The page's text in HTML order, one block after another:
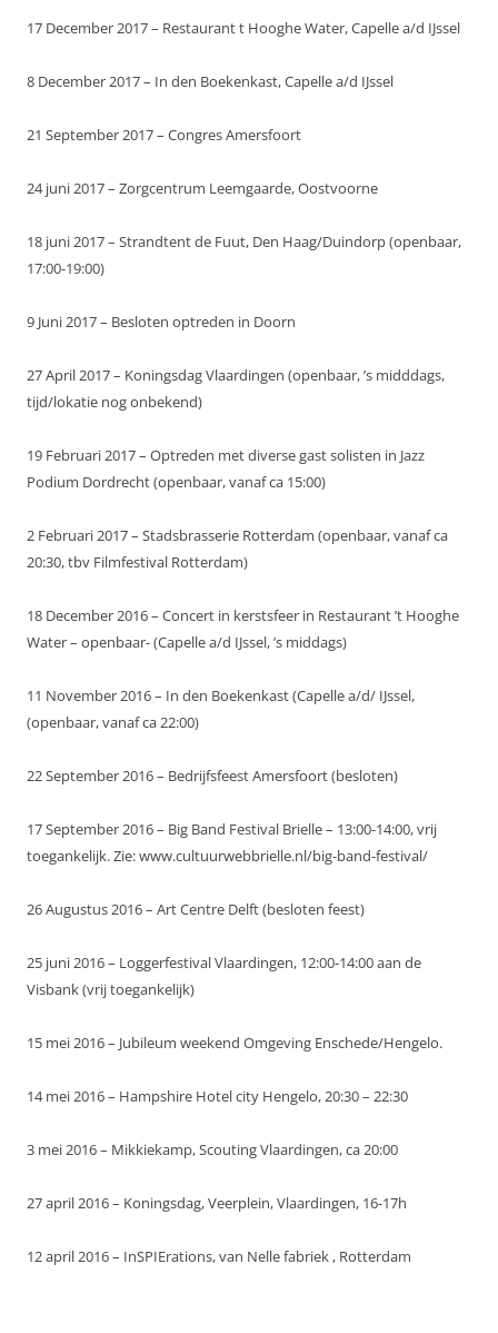
17 December 2017 – Restaurant t Hooghe Water, Capelle a/d IJssel
8 December 2017 – In den Boekenkast, Capelle a/d IJssel
21 September 2017 – Congres Amersfoort
24 juni 2017 – Zorgcentrum Leemgaarde, Oostvoorne
18 juni 2017 – Strandtent de Fuut, Den Haag/Duindorp (openbaar,
17:00-19:00)
9 Juni 2017 – Besloten optreden in Doorn
27 April 2017 – Koningsdag Vlaardingen (openbaar, ’s midddags,
tijd/lokatie nog onbekend)
19 Februari 2017 – Optreden met diverse gast solisten in Jazz
Podium Dordrecht (openbaar, vanaf ca 15:00)
2 Februari 2017 – Stadsbrasserie Rotterdam (openbaar, vanaf ca
20:30, tbv Filmfestival Rotterdam)
18 December 2016 – Concert in kerstsfeer in Restaurant ’t Hooghe
Water – openbaar- (Capelle a/d IJssel, ’s middags)
11 November 2016 – In den Boekenkast (Capelle a/d/ IJssel,
(openbaar, vanaf ca 22:00)
22 September 2016 – Bedrijfsfeest Amersfoort (besloten)
17 September 2016 – Big Band Festival Brielle – 13:00-14:00, vrij
toegankelijk. Zie: www.cultuurwebbrielle.nl/big-band-festival/
26 Augustus 2016 – Art Centre Delft (besloten feest)
25 juni 2016 – Loggerfestival Vlaardingen, 12:00-14:00 aan de
Visbank (vrij toegankelijk)
15 mei 2016 – Jubileum weekend Omgeving Enschede/Hengelo.
14 mei 2016 – Hampshire Hotel city Hengelo, 20:30 – 22:30
3 mei 2016 – Mikkiekamp, Scouting Vlaardingen, ca 20:00
27 april 2016 – Koningsdag, Veerplein, Vlaardingen, 16-17h
12 april 2016 – InSPIErations, van Nelle fabriek , Rotterdam